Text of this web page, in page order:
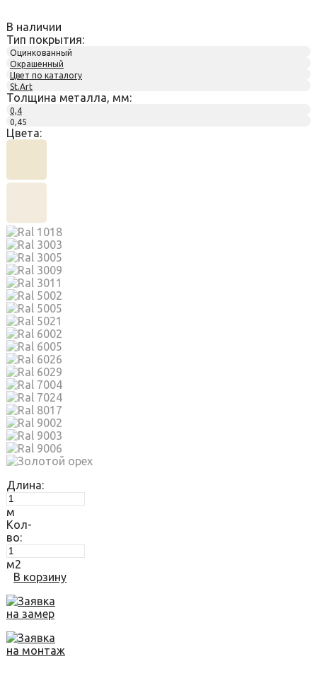
В наличии
Тип покрытия:
Оцинкованный
Окрашенный
Цвет по каталогу
St.Art
Толщина металла, мм:
0,4
0,45
Цвета:
Длина:
м
Кол-
во:
м2
В корзину
Заявка
на замер
Заявка
на монтаж